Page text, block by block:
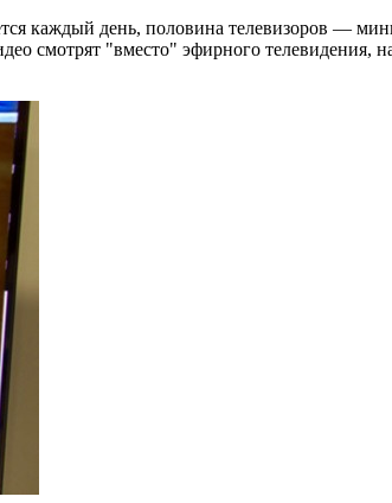
каждый день, половина телевизоров —
смотрят "вместо" эфирного телевидения,